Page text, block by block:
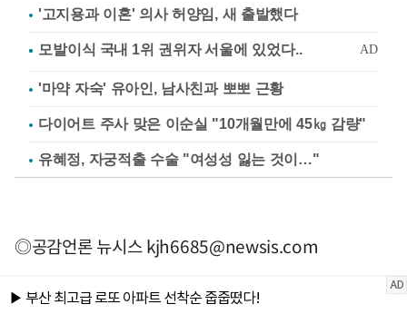
'고지용과 이혼' 의사 허양임, 새 출발했다
'마약 자숙' 유아인, 남사친과 뽀뽀 근황
다이어트 주사 맞은 이순실 "10개월만에 45㎏ 감량"
유혜정, 자궁적출 수술 "여성성 잃는 것이…"
◎공감언론 뉴시스kjh6685@newsis.com